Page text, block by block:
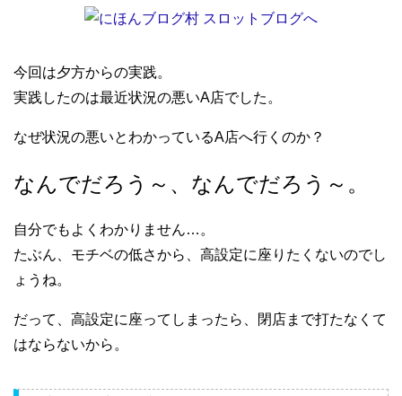
今回は夕方からの実践。
実践したのは最近状況の悪いA店でした。
なぜ状況の悪いとわかっているA店へ行くのか？
なんでだろう～、なんでだろう～。
自分でもよくわかりません…。
たぶん、モチベの低さから、高設定に座りたくないのでし
ょうね。
だって、高設定に座ってしまったら、閉店まで打たなくて
はならないから。